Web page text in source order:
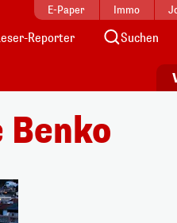
E-Paper Immo
Reporter Suchen
Benko